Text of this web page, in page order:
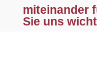
miteinander
Sie uns